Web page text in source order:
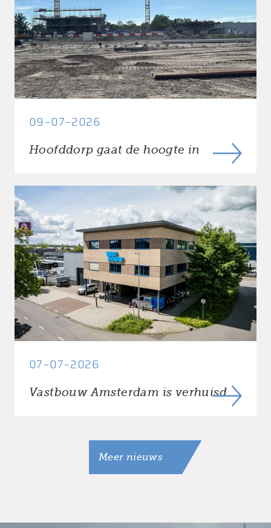
09-07-2026
Hoofddorp gaat de hoogte in
07-07-2026
Vastbouw Amsterdam is verhuisd
Meer nieuws